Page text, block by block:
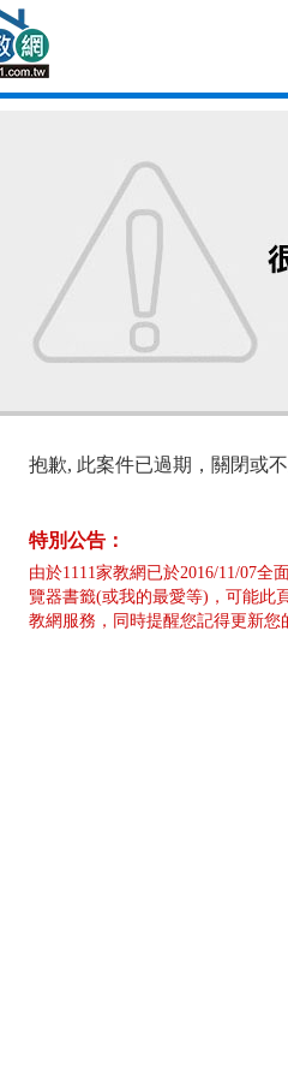
抱歉, 此案件已過期，關閉或
特別公告：
由於1111家教網已於2016/11/07
覽器書籤(或我的最愛等)，可能此
教網服務，同時提醒您記得更新您